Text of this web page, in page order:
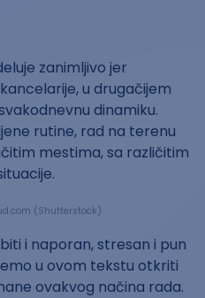
zanimljivo jer
u drugačijem
dinamiku.
rutine, rad na terenu
mestima, sa različitim
(Shutterstock)
i naporan, stresan i pun
u ovom tekstu otkriti
ovakvog načina rada.